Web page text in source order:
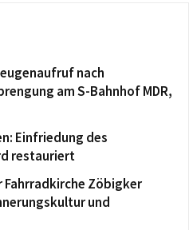
nach
am S-Bahnhof MDR,
Einfriedung des
restauriert
Fahrradkirche Zöbigker
und